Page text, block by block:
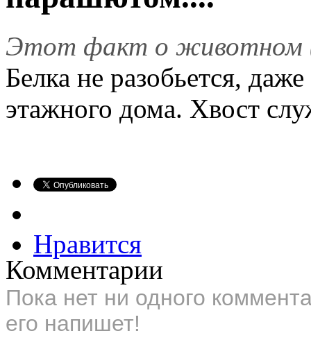
Этот факт о животном
Белка не разобьется,
этажного дома. Хвост
Нравится
Комментарии
Пока нет ни одного
его напишет!